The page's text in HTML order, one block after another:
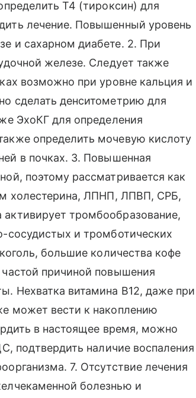
Т4 (тироксин) для
лечение. Повышенный уровень
и сахарном диабете. 2. При
железе. Следует также
возможно при уровне кальция и
сделать денситометрию для
ЭхоКГ для определения
определить мочевую кислоту
в почках. 3. Повышенная
поэтому рассматривается как
холестерина, ЛПНП, ЛПВП, СРБ,
тромбообразование,
сосудистых и тромботических
большие количества кофе
причиной повышения
Нехватка витамина В12, даже при
может вести к накоплению
в настоящее время, можно
подтвердить наличие воспаления
7. Отсутствие лечения
болезнью и